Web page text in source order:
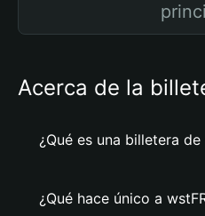
Acerca de la
¿Qué es una billetera de
¿Qué hace único a